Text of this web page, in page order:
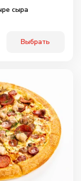
сыра
Выбрать